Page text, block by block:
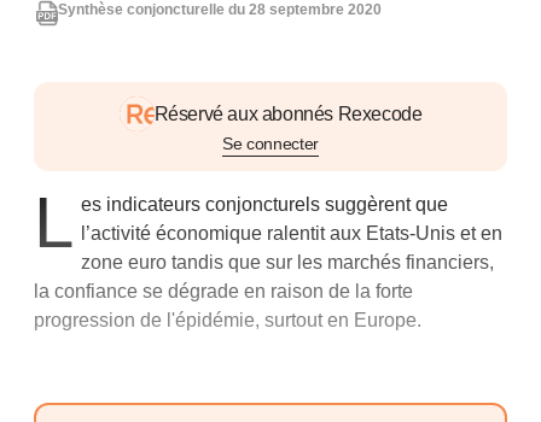
Réservé aux abonnés Rexecode
Se connecter
L es indicateurs conjoncturels suggèrent que
l’activité économique ralentit aux Etats-Unis et en
zone euro tandis que sur les marchés financiers,
la confiance se dégrade en raison de la forte
progression de l'épidémie, surtout en Europe.
Synthèse conjoncturelle du 28 septembre 2020